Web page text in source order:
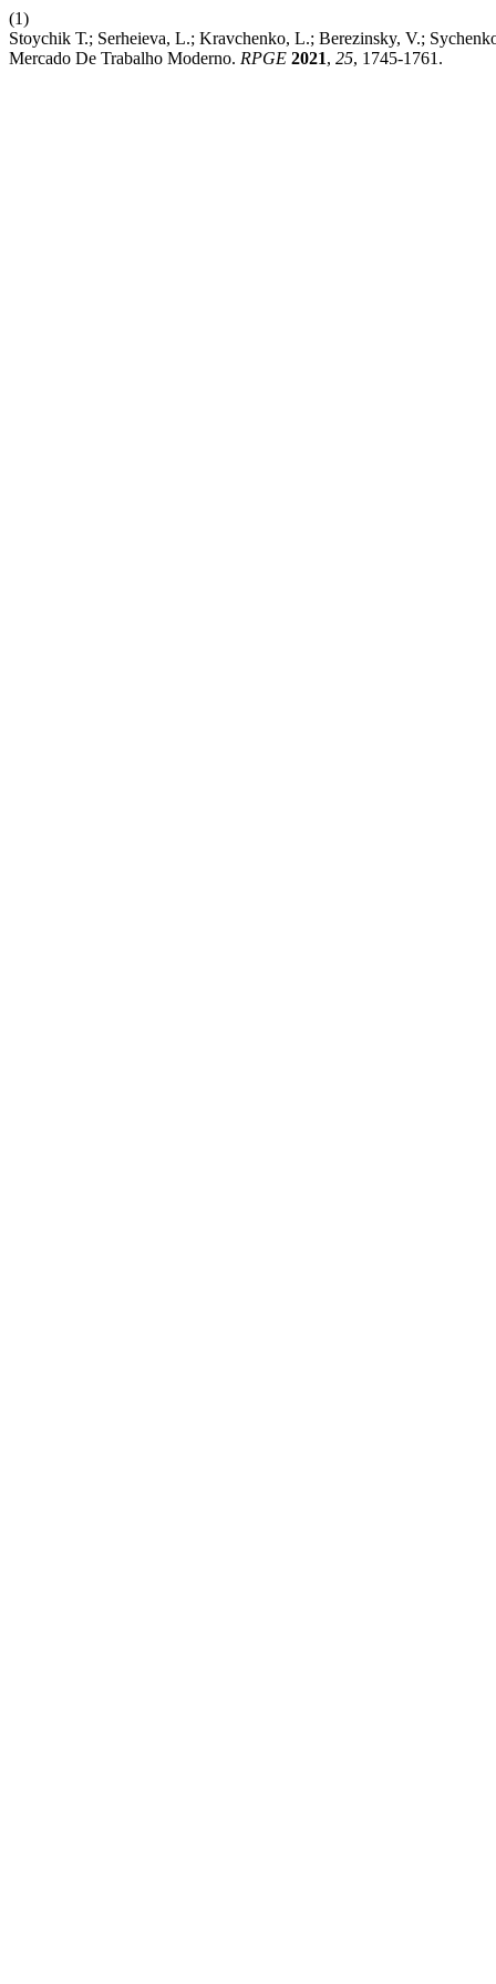
(1)
Stoychik Т.; Serheieva, L.; Kravchenko, L.; Berezinsky, V.;
Mercado De Trabalho Moderno. RPGE 2021, 25, 1745-1761.